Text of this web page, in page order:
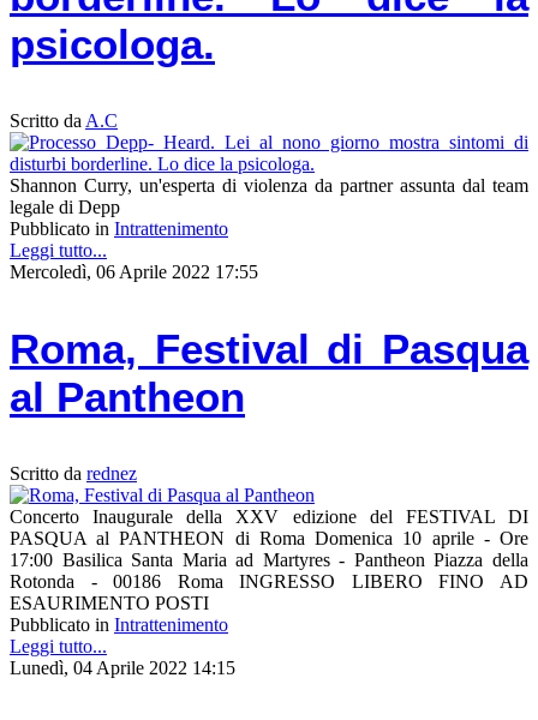
psicologa.
Scritto daA.C
Shannon Curry, un'esperta di violenza da partner assunta dal team
legale di Depp
Pubblicato in Intrattenimento
Leggi tutto...
Mercoledì, 06 Aprile 2022 17:55
Roma, Festival di Pasqua
al Pantheon
Scritto da rednez
Concerto Inaugurale della XXV edizione del FESTIVAL DI
PASQUA al PANTHEON di Roma Domenica 10 aprile - Ore
17:00 Basilica Santa Maria ad Martyres - Pantheon Piazza della
Rotonda - 00186 Roma INGRESSO LIBERO FINO AD
ESAURIMENTO POSTI
Pubblicato in Intrattenimento
Leggi tutto...
Lunedì, 04 Aprile 2022 14:15